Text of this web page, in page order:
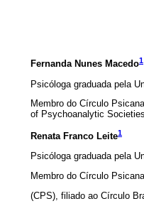
Fernanda Nunes Macedo1
Psicóloga graduada pela
Membro do Círculo
of Psychoanalytic
Renata Franco Leite1
Psicóloga graduada pela
Membro do Círculo
(CPS), filiado ao Círculo